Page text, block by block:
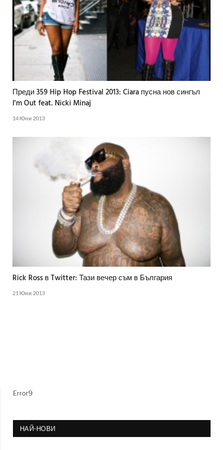
Преди 359 Hip Hop Festival 2013: Ciara пусна нов сингъл
I'm Out feat. Nicki Minaj
14 Юни 2013
Rick Ross в Twitter: Тази вечер съм в България
21 Юни 2013
Error9
НАЙ-НОВИ